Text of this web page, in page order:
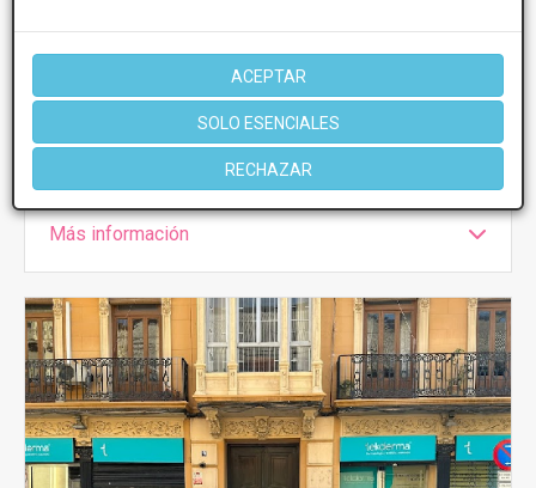
ACEPTAR
SOLO ESENCIALES
RECHAZAR
9:30 - 20:00
9:30 - 20:00
9:30 - 20:00
Más información